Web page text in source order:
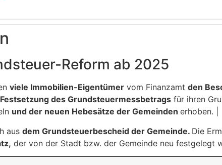
Reform ab 2025
viele Immobilien-Eigentümer vom Finanzamt den
des Grundsteuermessbetrags für ihren
und der neuen Hebesätze der Gemeinden erhoben. |
aus dem Grundsteuerbescheid der Gemeinde. Die
der von der Stadt bzw. der Gemeinde neu festgelegt